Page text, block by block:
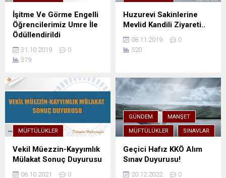
İşitme Ve Görme Engelli
Öğrencilerimiz Umre İle
Ödüllendirildi
31.10.2019
0
379
Huzurevi Sakinlerine
Mevlid Kandili Ziyareti..
08.11.2019
0
520
MÜFTÜLÜKLER
Vekil Müezzin-Kayyımlık
Mülakat Sonuç Duyurusu
06.10.2021
0
GÜNDEM MANŞET
MÜFTÜLÜKLER SINAVLAR
Geçici Hafız KKÖ Alım
Sınav Duyurusu!
20.12.2022
0